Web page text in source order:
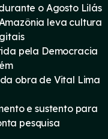
o Agosto Lilás
leva cultura
pela Democracia
obra de Vital Lima
e sustento para
pesquisa